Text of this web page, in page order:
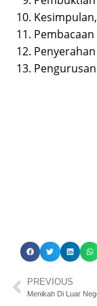
Kesimpulan,
PREVIOUS
Menikah Di Luar